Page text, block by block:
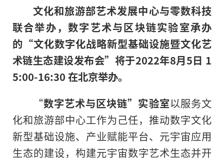
文化和旅游部艺术发展中心与零数科技
联合举办，数字艺术与区块链实验室承办
的“文化数字化战略新型基础设施暨文化艺
术链生态建设发布会”将于2022年8月5日 1
5:00-16:30 在北京举办。
“数字艺术与区块链”实验室以服务文
化和旅游部中心工作为己任，推动数字文化
新型基础设施、产业赋能平台、元宇宙应用
生态的建设，构建元宇宙数字艺术生态并开